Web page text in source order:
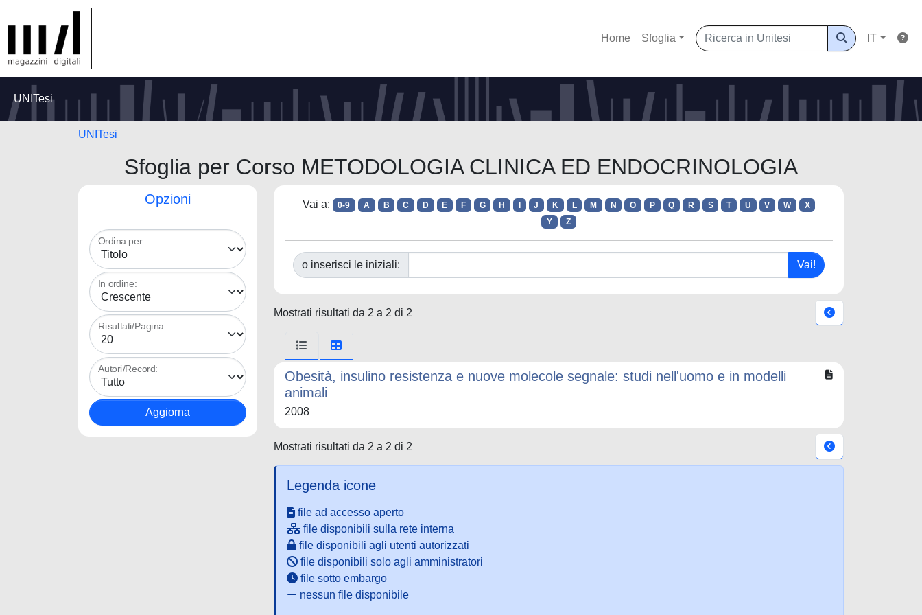
Home Sfoglia IT
UNITesi
UNITesi
Sfoglia per Corso METODOLOGIA CLINICA ED ENDOCRINOLOGIA
Opzioni
Ordina per:
In ordine:
Risultati/Pagina
Autori/Record:
Vai a: 0-9 A B C D E F G H J K L M N O P Q R S T U V W
X
Y
Z
o inserisci le iniziali:
Mostrati risultati da 2 a 2 di 2
Obesità, insulino resistenza e nuove molecole segnale: studi nell'uomo e in modelli
animali
2008
Mostrati risultati da 2 a 2 di 2
Legenda icone
file ad accesso aperto
file disponibili sulla rete interna
file disponibili agli utenti autorizzati
file disponibili solo agli amministratori
file sotto embargo
nessun file disponibile